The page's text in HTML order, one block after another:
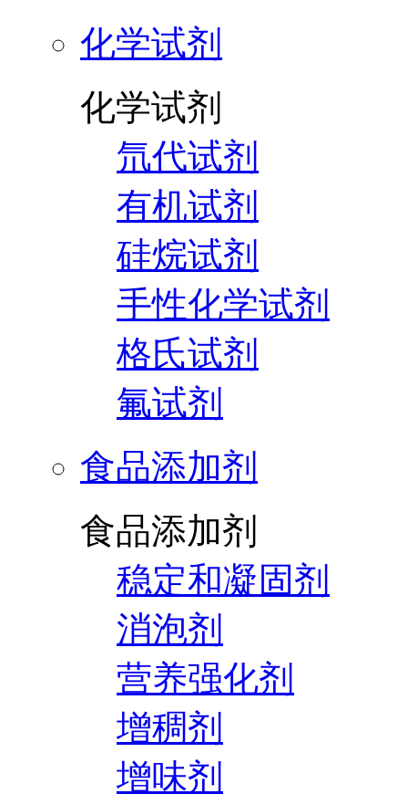
化学试剂
化学试剂
氘代试剂
有机试剂
硅烷试剂
手性化学试剂
格氏试剂
氟试剂
食品添加剂
食品添加剂
稳定和凝固剂
消泡剂
营养强化剂
增稠剂
增味剂